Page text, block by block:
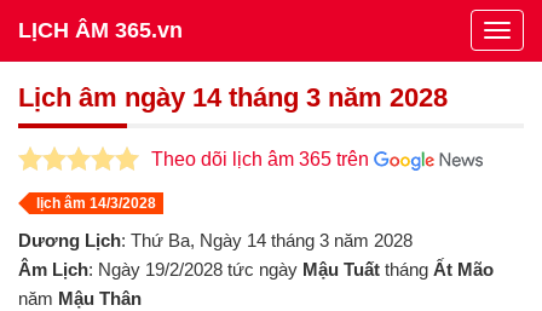
LỊCH ÂM 365.vn
Lịch âm ngày 14 tháng 3 năm 2028
Theo dõi lịch âm 365 trên
lịch âm 14/3/2028
Dương Lịch: Thứ Ba, Ngày 14 tháng 3 năm 2028
Âm Lịch: Ngày 19/2/2028 tức ngày Mậu Tuất tháng Ất Mão
năm Mậu Thân